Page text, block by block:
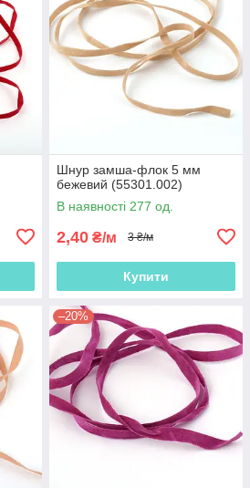
Шнур замша-флок 5 мм
бежевий (55301.002)
В наявності 277 од.
2,40 ₴/м 3 ₴/м
Купити
–20%